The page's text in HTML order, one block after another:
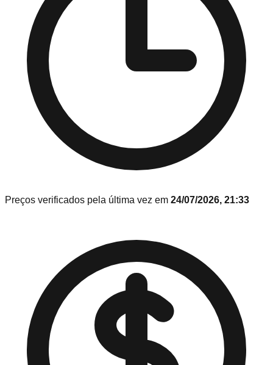
Preços verificados pela última vez em 24/07/2026, 21:33